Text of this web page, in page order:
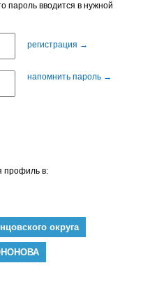
пароль вводится в нужной
регистрация →
напомнить пароль →
профиль в:
округа